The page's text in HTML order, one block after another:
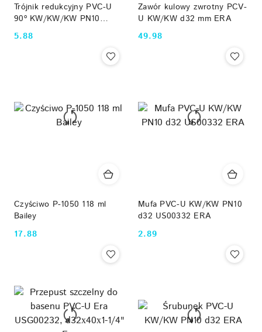
Trójnik redukcyjny PVC-U
90º KW/KW/KW PN10
d32x25x32 mm
UST0232х25 ERA
Cena:
5.88
Zawór kulowy zwrotny PCV-
U KW/KW d32 mm ERA
Cena:
49.98
Czyściwo P-1050 118 ml
Bailey
Cena:
17.88
Mufa PVC-U KW/KW PN10
d32 US00332 ERA
Cena:
2.89